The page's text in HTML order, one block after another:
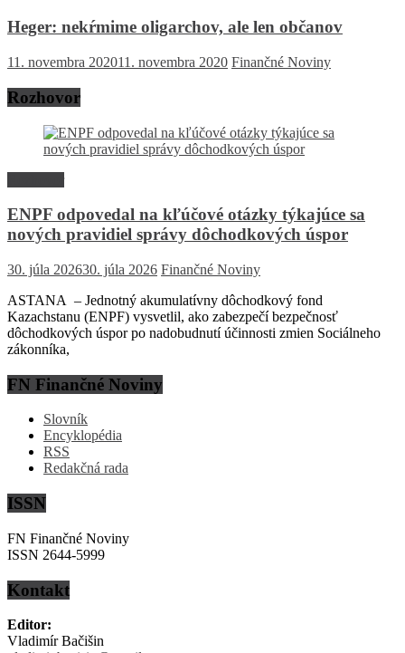
Heger: nekŕmime oligarchov, ale len občanov
11. novembra 202011. novembra 2020 Finančné Noviny
Rozhovor
ENPF odpovedal na kľúčové otázky týkajúce sa
nových pravidiel správy dôchodkových úspor
30. júla 202630. júla 2026 Finančné Noviny
ASTANA – Jednotný akumulatívny dôchodkový fond
Kazachstanu (ENPF) vysvetlil, ako zabezpečí bezpečnosť
dôchodkových úspor po nadobudnutí účinnosti zmien Sociálneho
zákonníka,
FN Finančné Noviny
Slovník
Encyklopédia
RSS
Redakčná rada
ISSN
FN Finančné Noviny
ISSN 2644-5999
Kontakt
Editor:
Vladimír Bačišin